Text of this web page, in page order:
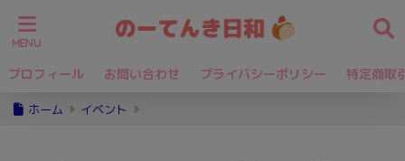
プロフィール お問い合わせ プライバシーポリシー 特定商取
ホーム イベント